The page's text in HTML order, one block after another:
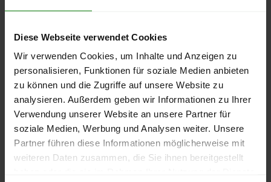
Diese Webseite verwendet Cookies
Wir verwenden Cookies, um Inhalte und Anzeigen zu
personalisieren, Funktionen für soziale Medien anbieten
zu können und die Zugriffe auf unsere Website zu
analysieren. Außerdem geben wir Informationen zu Ihrer
Verwendung unserer Website an unsere Partner für
soziale Medien, Werbung und Analysen weiter. Unsere
Partner führen diese Informationen möglicherweise mit
weiteren Daten zusammen, die Sie ihnen bereitgestellt
lose Ware Sackware
September
Januar
Mai
250 €
300 €
350 €
Die aktuelle Preisentwicklung für Holzpellets in Deutschland
können Sie jederzeit auf unsererPelletspreise-Seite
nachvollziehen.